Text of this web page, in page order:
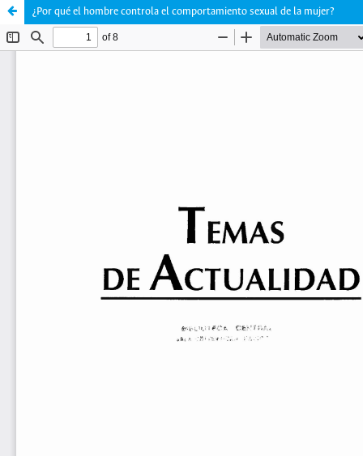
¿Por qué el hombre controla el comportamiento sexual de la mujer?